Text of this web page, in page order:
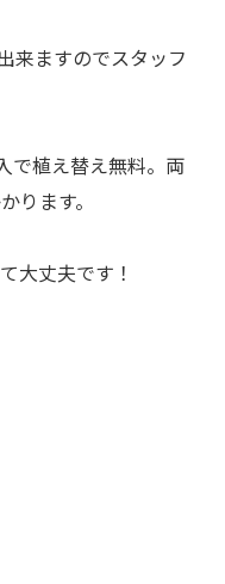
来ますのでスタッフ
で植え替え無料。両
ります。
大丈夫です！